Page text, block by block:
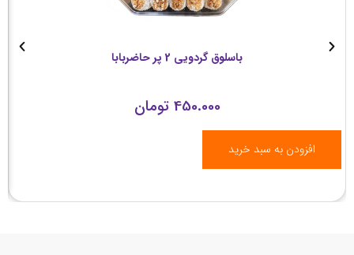
باسلوق گردویی 2 پر حاضربابا
450.000 تومان
افزودن به سبد خرید